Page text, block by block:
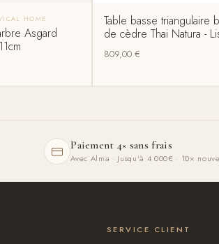
HOME
Asgard
Table basse triangulaire
de cèdre Thai Natura -
809,00 €
Paiement 4× sans frais
Avec Alma · Jusqu'à 4 000€ · 10×
SERVICE CLIENT